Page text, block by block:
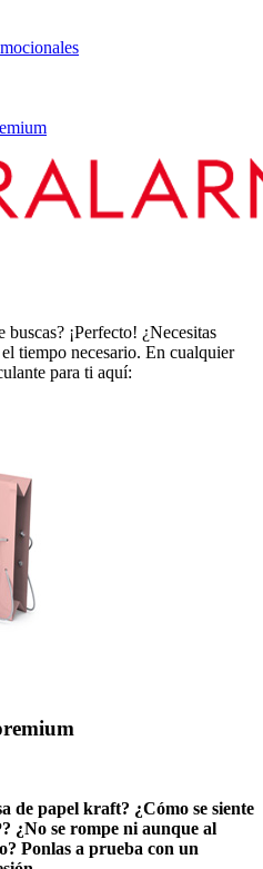
¡Perfecto! ¿Necesitas
tiempo necesario. En cualquier
para ti aquí:
de papel kraft? ¿Cómo se siente
¿No se rompe ni aunque al
Ponlas a prueba con un